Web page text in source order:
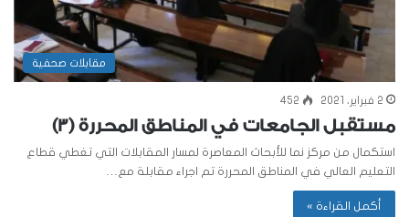
مقابلات صحفية
2 فبراير، 2021 452
مستقبل الجامعات في المناطق المحررة (3)
استكمال من مركز نما للأبحاث المعاصرة لمسار المقابلات التي تغطي قطاع
التعليم العالي في المناطق المحررة تم اجراء مقابلة مع…
أكمل القراءة »